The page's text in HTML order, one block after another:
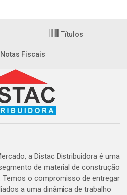
Títulos
Notas Fiscais
a Distac Distribuidora é uma
de material de construção
o compromisso de entregar
a uma dinâmica de trabalho